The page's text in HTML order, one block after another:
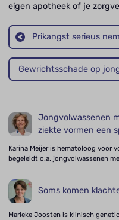
eigen apotheek of je
Prikangst serieus
Jongvolwassenen
ziekte vormen een
Karina Meijer is hematoloog voor
begeleidt o.a. jongvolwassenen
Soms komen
Marieke Joosten is klinisch